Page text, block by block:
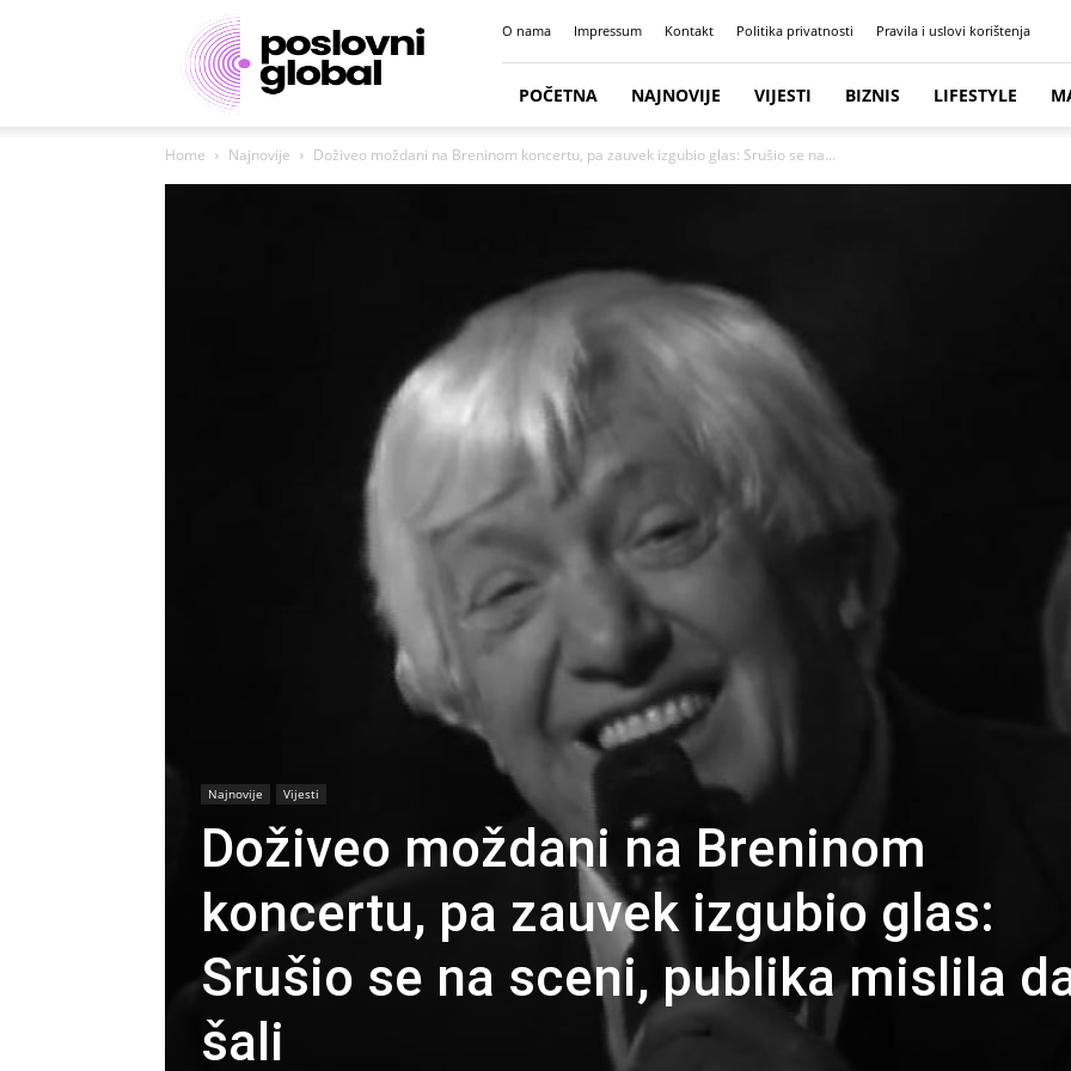
Poslovni
portal
O nama Impressum Kontakt Politika privatnosti Pravila i uslovi korištenja
POČETNA NAJNOVIJE VIJESTI BIZNIS LIFESTYLE
Home Najnovije Doživeo moždani na Breninom koncertu, pa zauvek izgubio glas: Srušio se na...
Najnovije Vijesti
Doživeo moždani na Breninom
koncertu, pa zauvek izgubio glas:
Srušio se na sceni, publika mislila
šali